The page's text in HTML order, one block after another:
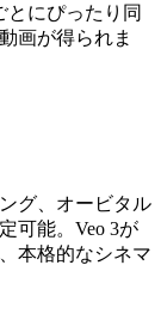
にぴったり同
画が得られま
グ、オービタル
可能。Veo 3が
本格的なシネマ